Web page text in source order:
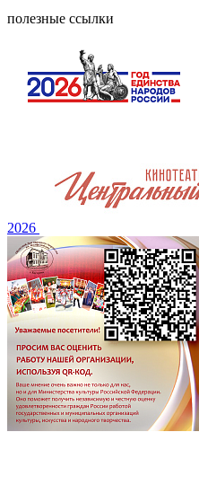
полезные ссылки
2026